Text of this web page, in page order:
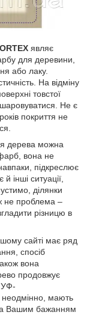
являє
для деревини,
або лаку.
На відміну
товстої
Не є
покриття не
дерева можна
фарб, вона не
підкреслює
інші ситуації,
ділянки
не проблема –
різницю в
сайті має ряд
спосіб
вона
продовжує
УФ-
неодмінно, мають
За Вашим бажанням